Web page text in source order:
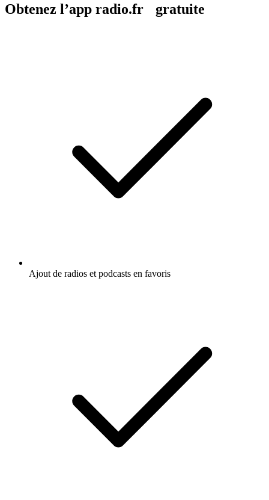
Obtenez l’app radio.fr gratuite
Ajout de radios et podcasts en favoris